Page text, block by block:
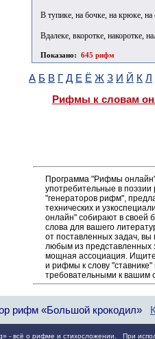
В тупике, на бочке, на крюке, на
Вдалеке, вкоротке, накоротке,
Показано: 645 рифм
А Б В Г Д Е Ё Ж З И Й К Л
Рифмы к словам
Программа "Рифмы
употребительные в поэзии
"генераторов рифм",
технических и
онлайн" собирают в своей
слова для вашего
от поставленных задач,
любым из
мощная ассоциация. Ищите
и рифмы к слову
требовательными к вашим
рифм «Большой крокодил»
всё о рифме и стихосложении. При